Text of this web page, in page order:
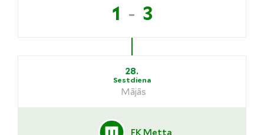
1 - 3
28.
Sestdiena
Mājās
FK Metta